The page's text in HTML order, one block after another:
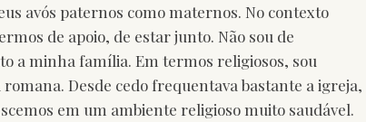
avós paternos como maternos. No contexto
de apoio, de estar junto. Não sou de
a minha família. Em termos religiosos, sou
Desde cedo frequentava bastante a igreja,
em um ambiente religioso muito saudável.